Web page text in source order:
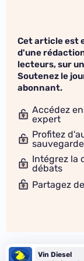
Cet article est
d'une
lecteurs, sur
Soutenez le
abonnant.
Accédez
expert
Profitez
Intégrez la
débats
Partagez
Vin Diesel